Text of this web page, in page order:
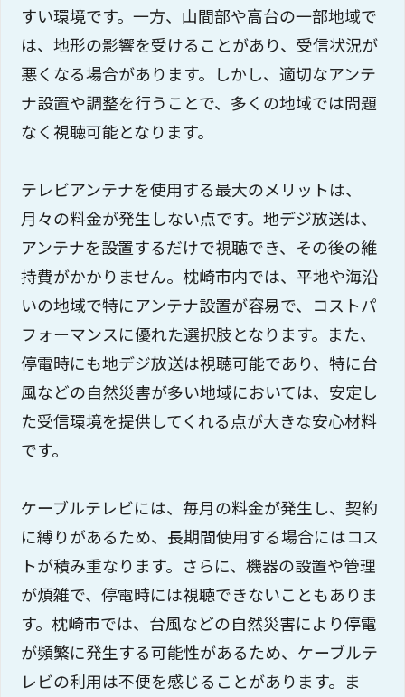
すい環境です。一方、山間部や高台の一部地域で
は、地形の影響を受けることがあり、受信状況が
悪くなる場合があります。しかし、適切なアンテ
ナ設置や調整を行うことで、多くの地域では問題
なく視聴可能となります。
テレビアンテナを使用する最大のメリットは、
月々の料金が発生しない点です。地デジ放送は、
アンテナを設置するだけで視聴でき、その後の維
持費がかかりません。枕崎市内では、平地や海沿
いの地域で特にアンテナ設置が容易で、コストパ
フォーマンスに優れた選択肢となります。また、
停電時にも地デジ放送は視聴可能であり、特に台
風などの自然災害が多い地域においては、安定し
た受信環境を提供してくれる点が大きな安心材料
です。
ケーブルテレビには、毎月の料金が発生し、契約
に縛りがあるため、長期間使用する場合にはコス
トが積み重なります。さらに、機器の設置や管理
が煩雑で、停電時には視聴できないこともありま
す。枕崎市では、台風などの自然災害により停電
が頻繁に発生する可能性があるため、ケーブルテ
レビの利用は不便を感じることがあります。ま